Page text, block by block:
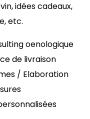
idées cadeaux,
etc.
oenologique
de livraison
/ Elaboration